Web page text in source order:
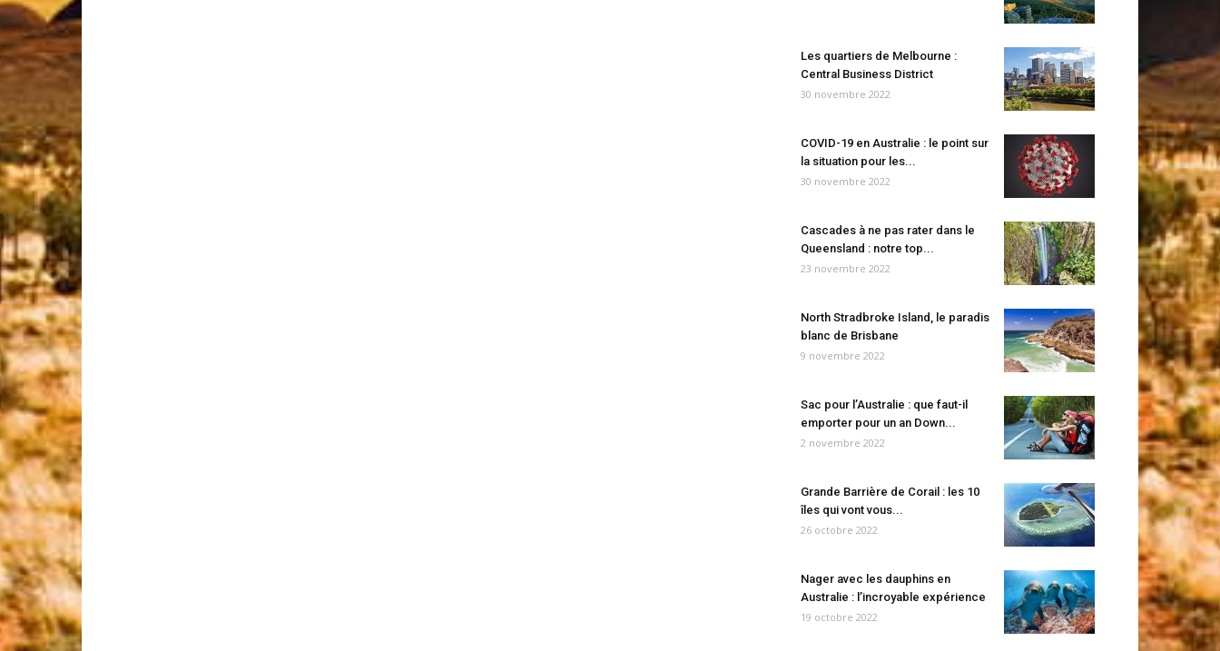
Les quartiers de Melbourne :
Central Business District
30 novembre 2022
COVID-19 en Australie : le point sur
la situation pour les...
30 novembre 2022
Cascades à ne pas rater dans le
Queensland : notre top...
23 novembre 2022
North Stradbroke Island, le paradis
blanc de Brisbane
9 novembre 2022
Sac pour l’Australie : que faut-il
emporter pour un an Down...
2 novembre 2022
Grande Barrière de Corail : les 10
îles qui vont vous...
26 octobre 2022
Nager avec les dauphins en
Australie : l’incroyable expérience
19 octobre 2022